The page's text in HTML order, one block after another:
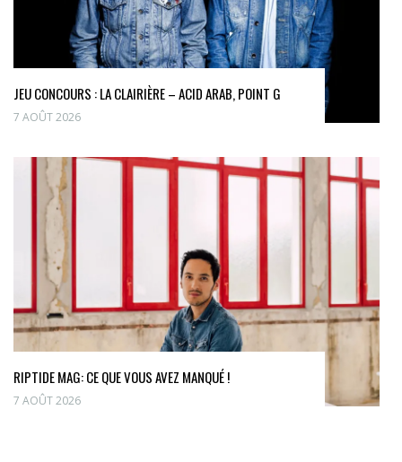
JEU CONCOURS : LA CLAIRIÈRE – ACID ARAB, POINT G
7 AOÛT 2026
RIPTIDE MAG: CE QUE VOUS AVEZ MANQUÉ !
7 AOÛT 2026